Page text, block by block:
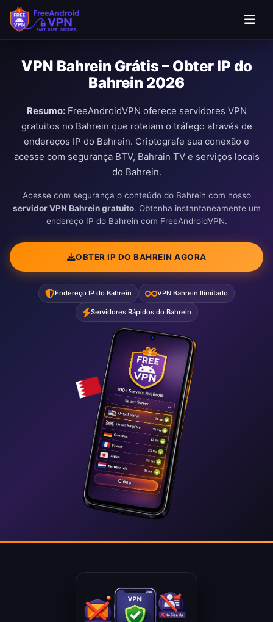
VPN Bahrein Grátis – Obter IP do
Bahrein 2026
Resumo:FreeAndroidVPN oferece servidores VPN
gratuitos no Bahrein que roteiam o tráfego através de
endereços IP do Bahrein. Criptografe sua conexão e
acesse com segurança BTV, Bahrain TV e serviços locais
do Bahrein.
Acesse com segurança o conteúdo do Bahrein com nosso
servidor VPN Bahrein gratuito. Obtenha instantaneamente um
endereço IP do Bahrein com FreeAndroidVPN.
OBTER IP DO BAHREIN AGORA
Endereço IP do Bahrein VPN Bahrein Ilimitado
Servidores Rápidos do Bahrein